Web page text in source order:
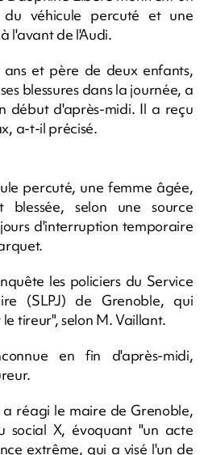
véhicule percuté et une
l'avant de l'Audi.
ans et père de deux enfants,
blessures dans la journée, a
début d'après-midi. Il a reçu
a-t-il précisé.
percuté, une femme âgée,
blessée, selon une source
d'interruption temporaire
les policiers du Service
(SLPJ) de Grenoble, qui
tireur", selon M. Vaillant.
en fin d'après-midi,
a réagi le maire de Grenoble,
social X, évoquant "un acte
extrême, qui a visé l'un de